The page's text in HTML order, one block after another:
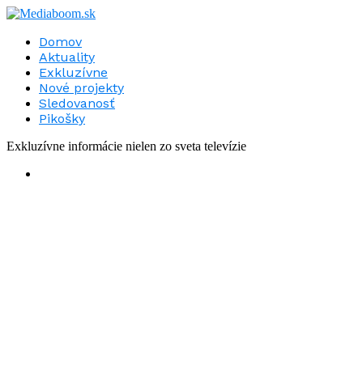
Domov
Aktuality
Exkluzívne
Nové projekty
Sledovanosť
Pikošky
Exkluzívne informácie nielen zo sveta televízie